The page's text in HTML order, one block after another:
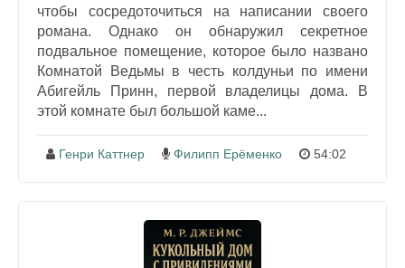
чтобы сосредоточиться на написании своего
романа. Однако он обнаружил секретное
подвальное помещение, которое было названо
Комнатой Ведьмы в честь колдуньи по имени
Абигейль Принн, первой владелицы дома. В
этой комнате был большой каме...
Генри Каттнер Филипп Ерёменко 54:02